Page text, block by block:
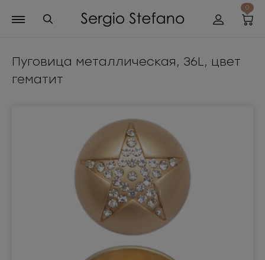
0
Пуговица металлическая, 36L, цвет
гематит